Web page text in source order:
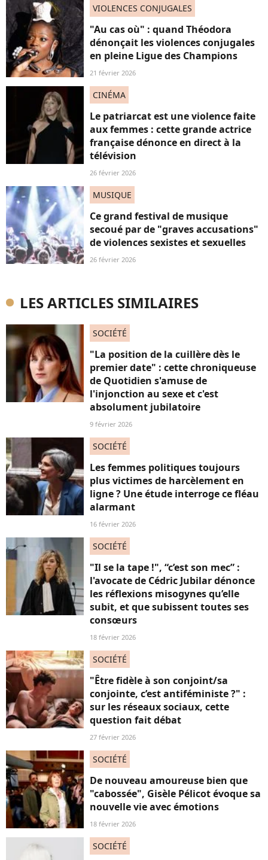
VIOLENCES CONJUGALES
"Au cas où" : quand Théodora
dénonçait les violences conjugales
en pleine Ligue des Champions
21 février 2026
CINÉMA
Le patriarcat est une violence faite
aux femmes : cette grande actrice
française dénonce en direct à la
télévision
26 février 2026
MUSIQUE
Ce grand festival de musique
secoué par de "graves accusations"
de violences sexistes et sexuelles
26 février 2026
LES ARTICLES SIMILAIRES
SOCIÉTÉ
"La position de la cuillère dès le
premier date" : cette chroniqueuse
de Quotidien s'amuse de
l'injonction au sexe et c'est
absolument jubilatoire
9 février 2026
SOCIÉTÉ
Les femmes politiques toujours
plus victimes de harcèlement en
ligne ? Une étude interroge ce fléau
alarmant
16 février 2026
SOCIÉTÉ
"Il se la tape !", “c’est son mec” :
l'avocate de Cédric Jubilar dénonce
les réflexions misogynes qu’elle
subit, et que subissent toutes ses
consœurs
18 février 2026
SOCIÉTÉ
"Être fidèle à son conjoint/sa
conjointe, c’est antiféministe ?" :
sur les réseaux sociaux, cette
question fait débat
27 février 2026
SOCIÉTÉ
De nouveau amoureuse bien que
"cabossée", Gisèle Pélicot évoque sa
nouvelle vie avec émotions
18 février 2026
SOCIÉTÉ